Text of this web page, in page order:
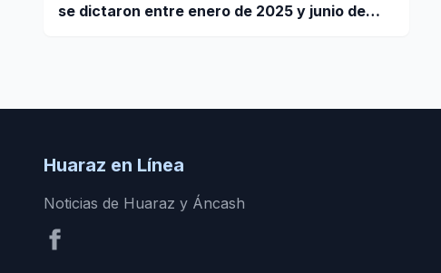
se dictaron entre enero de 2025 y junio de
Huaraz en Línea
Noticias de Huaraz y Áncash